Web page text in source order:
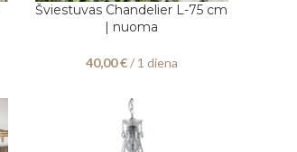
PASIRINKITE DATAS
Šviestuvas Chandelier L-75 cm
| nuoma
40,00€/ 1 diena